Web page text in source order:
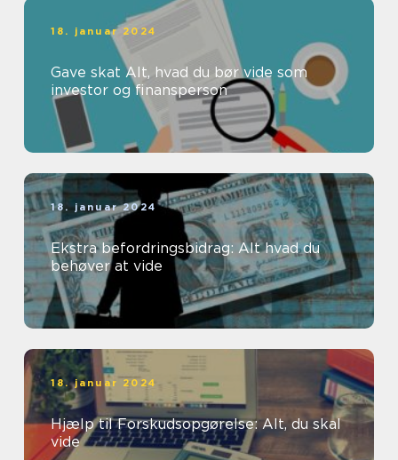
18. januar 2024
Gave skat Alt, hvad du bør vide som
investor og finansperson
18. januar 2024
Ekstra befordringsbidrag: Alt hvad du
behøver at vide
18. januar 2024
Hjælp til Forskudsopgørelse: Alt, du skal
vide